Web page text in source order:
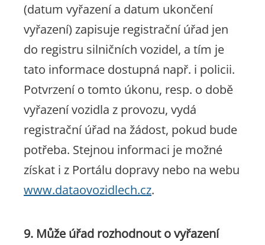
(datum vyřazení a datum ukončení
vyřazení) zapisuje registrační úřad jen
do registru silničních vozidel, a tím je
tato informace dostupná např. i policii.
Potvrzení o tomto úkonu, resp. o době
vyřazení vozidla z provozu, vydá
registrační úřad na žádost, pokud bude
potřeba. Stejnou informaci je možné
získat i z Portálu dopravy nebo na webu
www.dataovozidlech.cz.
9. Může úřad rozhodnout o vyřazení